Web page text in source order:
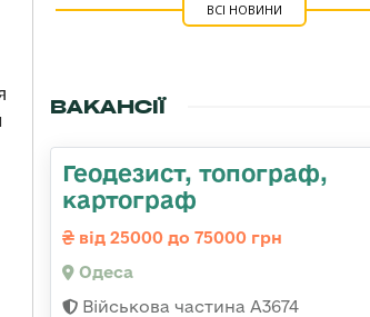
ВСІ НОВИНИ
ВАКАНСІЇ
Геодезист, топограф,
картограф
від 25000 до 75000 грн
Одеса
Військова частина А3674